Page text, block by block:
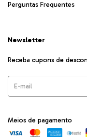
Perguntas Frequentes
Newsletter
Receba cupons de
Meios de pagamento